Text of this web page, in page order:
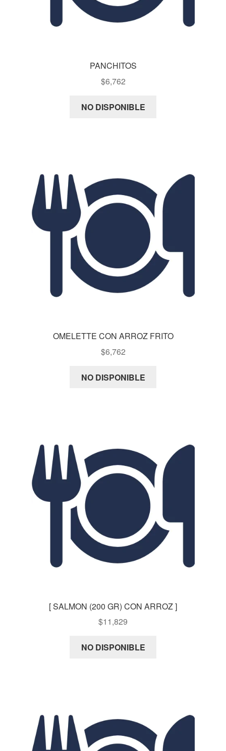
PANCHITOS
$6,762
NO DISPONIBLE
OMELETTE CON ARROZ FRITO
$6,762
NO DISPONIBLE
[ SALMON (200 GR) CON ARROZ ]
$11,829
NO DISPONIBLE